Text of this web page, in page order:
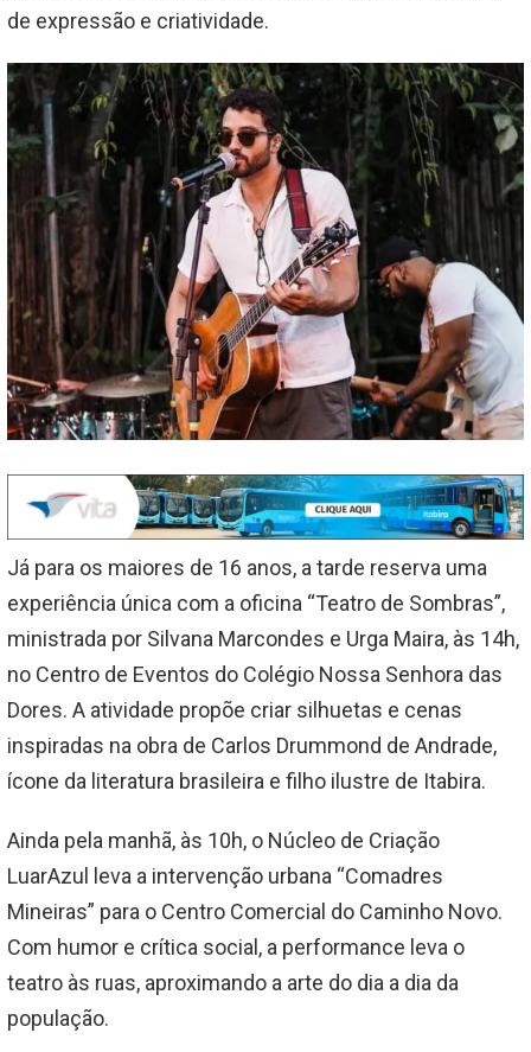
de expressão e criatividade.
Já para os maiores de 16 anos, a tarde reserva uma
experiência única com a oficina “Teatro de Sombras”,
ministrada por Silvana Marcondes e Urga Maira, às 14h,
no Centro de Eventos do Colégio Nossa Senhora das
Dores. A atividade propõe criar silhuetas e cenas
inspiradas na obra de Carlos Drummond de Andrade,
ícone da literatura brasileira e filho ilustre de Itabira.
Ainda pela manhã, às 10h, o Núcleo de Criação
LuarAzul leva a intervenção urbana “Comadres
Mineiras” para o Centro Comercial do Caminho Novo.
Com humor e crítica social, a performance leva o
teatro às ruas, aproximando a arte do dia a dia da
população.